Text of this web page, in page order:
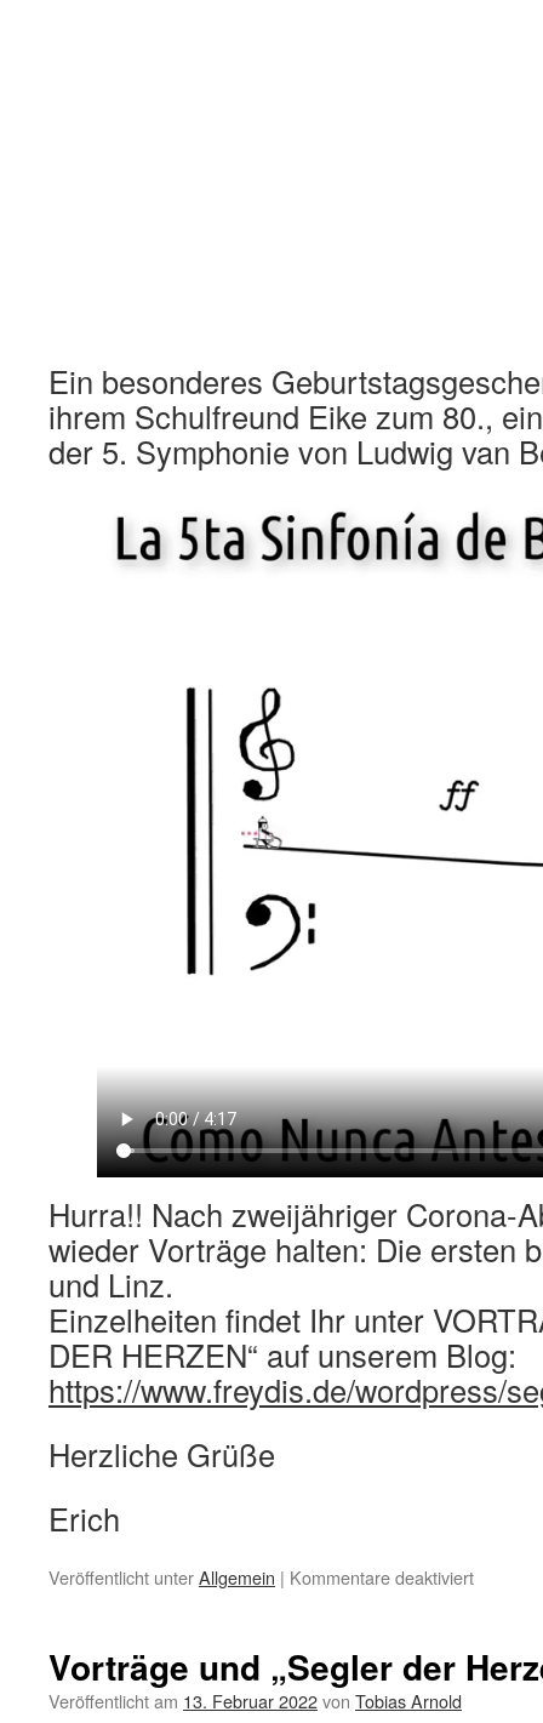
Ein besonderes
ihrem Schulfreund Eike zum 80.,
der 5. Symphonie von Ludwig van
Hurra!! Nach zweijähriger Corona-
wieder Vorträge halten: Die ersten
und Linz.
Einzelheiten findet Ihr unter
DER HERZEN“ auf unserem Blog:
https://www.freydis.de/wordpress/
Herzliche Grüße
Erich
Veröffentlicht unterAllgemein | Kommentare deaktiviertfür
Vorträge und „Segler der
Veröffentlicht am 13. Februar 2022von Tobias Arnold